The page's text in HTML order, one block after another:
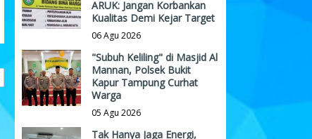
ARUK: Jangan Korbankan
Kualitas Demi Kejar Target
06 Agu 2026
"Subuh Keliling" di Masjid Al
Mannan, Polsek Bukit
Kapur Tampung Curhat
Warga
05 Agu 2026
Tak Hanya Jaga Energi,